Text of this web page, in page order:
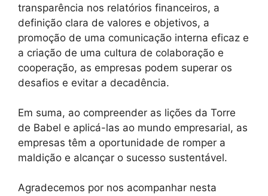
transparência nos relatórios financeiros, a
definição clara de valores e objetivos, a
promoção de uma comunicação interna eficaz e
a criação de uma cultura de colaboração e
cooperação, as empresas podem superar os
desafios e evitar a decadência.
Em suma, ao compreender as lições da Torre
de Babel e aplicá-las ao mundo empresarial, as
empresas têm a oportunidade de romper a
maldição e alcançar o sucesso sustentável.
Agradecemos por nos acompanhar nesta